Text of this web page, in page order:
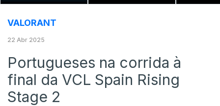
VALORANT
22 Abr 2025
Portugueses na corrida à
final da VCL Spain Rising
Stage 2